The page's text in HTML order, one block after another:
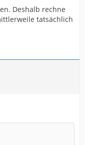
Deshalb rechne
tatsächlich